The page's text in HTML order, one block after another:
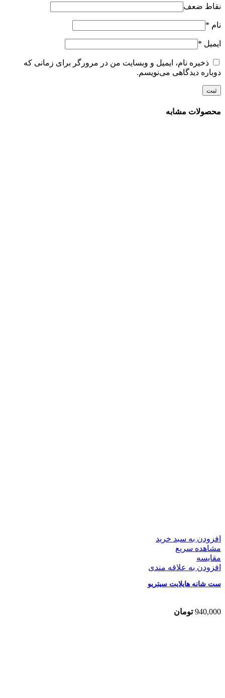
نقاط ضعف
نام *
ایمیل *
ذخیره نام، ایمیل و وبسایت من در مرورگر برای زمانی که
دوباره دیدگاهی می‌نویسم.
محصولات مشابه
افزودن به سبد خرید
مشاهده سریع
مقایسه
افزودن به علاقه مندی
ست شانه هایلایت سیتریو
940,000 تومان